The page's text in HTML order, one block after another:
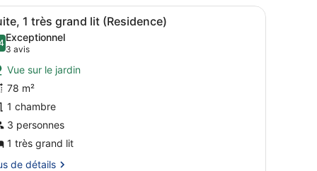
vase de fleurs oranges, et une grande lampe de sol en fibres
blanc, une petite table d’appoint ronde en bois surmontée d’un
:
Une chambre moderne avec un coin
10 1 très grand lit (Residence)
sur 10
Exceptionnel
3 avis
(3 avis)
Vue sur le jardin
78 m²
1 chambre
3 personnes
1 très grand lit
de détails